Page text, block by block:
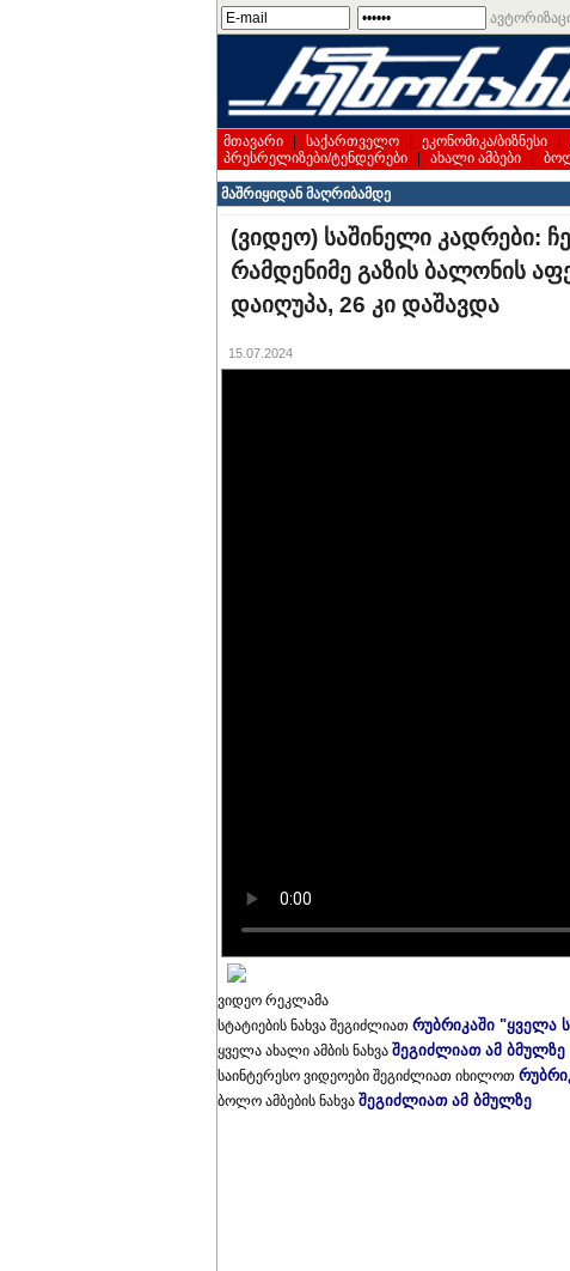
მთავარი საქართველო ეკონომიკა/ბიზნესი
პრესრელიზები/ტენდერები
ახალი ამბები
მაშრიყიდან მაღრიბამდე
(ვიდეო) საშინელი კადრები:
რამდენიმე გაზის ბალონის
დაიღუპა, 26 კი დაშავდა
15.07.2024
ვიდეო რეკლამა
სტატიების ნახვა შეგიძლიათ რუბრიკაში "ყველა
ყველა ახალი ამბის ნახვა შეგიძლიათ ამ ბმულზე
საინტერესო ვიდეოები შეგიძლიათ იხილოთ
ბოლო ამბების ნახვა შეგიძლიათ ამ ბმულზე